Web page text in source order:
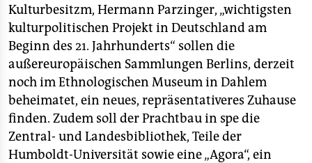
Kulturbesitzm, Hermann Parzinger, „wichtigsten
kulturpolitischen Projekt in Deutschland am
Beginn des 21. Jahrhunderts“ sollen die
außereuropäischen Sammlungen Berlins, derzeit
noch im Ethnologischen Museum in Dahlem
beheimatet, ein neues, repräsentativeres Zuhause
finden. Zudem soll der Prachtbau in spe die
Zentral- und Landesbibliothek, Teile der
Humboldt-Universität sowie eine „Agora“, ein